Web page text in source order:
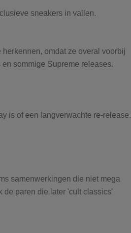
sneakers in vallen.
omdat ze overal voorbij
sommige Supreme releases.
is of een langverwachte re-release.
samenwerkingen die niet mega
de paren die later 'cult classics'